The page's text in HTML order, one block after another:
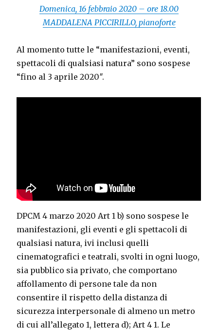
Domenica, 16 febbraio 2020 – ore 18.00
MADDALENA PICCIRILLO, pianoforte
Al momento tutte le “manifestazioni, eventi,
spettacoli di qualsiasi natura” sono sospese
“fino al 3 aprile 2020″.
DPCM 4 marzo 2020 Art 1 b) sono sospese le
manifestazioni, gli eventi e gli spettacoli di
qualsiasi natura, ivi inclusi quelli
cinematografici e teatrali, svolti in ogni luogo,
sia pubblico sia privato, che comportano
affollamento di persone tale da non
consentire il rispetto della distanza di
sicurezza interpersonale di almeno un metro
di cui all’allegato 1, lettera d); Art 4 1. Le